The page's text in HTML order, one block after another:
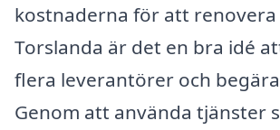
kostnaderna för att
Torslanda är det en bra idé
flera leverantörer och
Genom att använda tjänster